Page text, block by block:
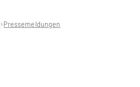
Pressemeldungen